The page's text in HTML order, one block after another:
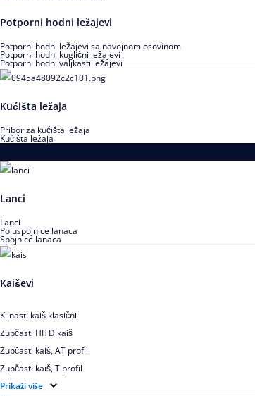
Potporni hodni ležajevi
Potporni hodni ležajevi sa navojnom osovinom
Potporni hodni kuglični ležajevi
Potporni hodni valjkasti ležajevi
Kućišta ležaja
Pribor za kućišta ležaja
Kućišta ležaja
Lanci
Lanci
Poluspojnice lanaca
Spojnice lanaca
Kaiševi
Klinasti kaiš klasični
Zupčasti HITD kaiš
Zupčasti kaiš, AT profil
Zupčasti kaiš, T profil
Zupčasti kaiš XL
Prikaži više